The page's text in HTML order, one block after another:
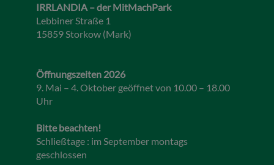
IRRLANDIA – der MitMachPark
Lebbiner Straße 1
15859 Storkow (Mark)
Öffnungszeiten 2026
9. Mai – 4. Oktober geöffnet von 10.00 – 18.00
Uhr
Bitte beachten!
Schließtage : im September montags
geschlossen